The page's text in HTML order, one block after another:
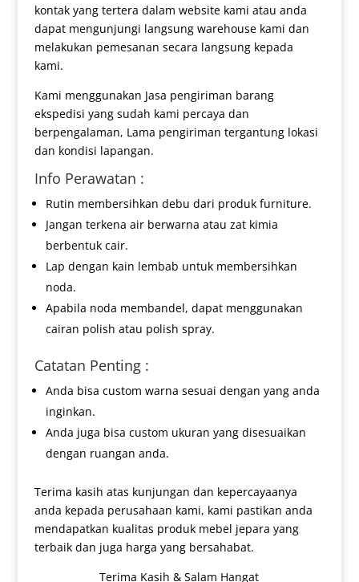
kontak yang tertera dalam website kami atau anda
dapat mengunjungi langsung warehouse kami dan
melakukan pemesanan secara langsung kepada
kami.
Kami menggunakan Jasa pengiriman barang
ekspedisi yang sudah kami percaya dan
berpengalaman, Lama pengiriman tergantung lokasi
dan kondisi lapangan.
Info Perawatan :
Rutin membersihkan debu dari produk furniture.
Jangan terkena air berwarna atau zat kimia
berbentuk cair.
Lap dengan kain lembab untuk membersihkan
noda.
Apabila noda membandel, dapat menggunakan
cairan polish atau polish spray.
Catatan Penting :
Anda bisa custom warna sesuai dengan yang anda
inginkan.
Anda juga bisa custom ukuran yang disesuaikan
dengan ruangan anda.
Terima kasih atas kunjungan dan kepercayaanya
anda kepada perusahaan kami, kami pastikan anda
mendapatkan kualitas produk mebel jepara yang
terbaik dan juga harga yang bersahabat.
Terima Kasih & Salam Hangat